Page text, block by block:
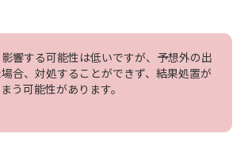
響する可能性は低いですが、予想外の出
合、対処することができず、結果処置が
う可能性があります。